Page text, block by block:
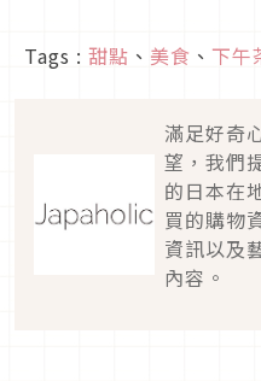
Tags : 甜點 、 美食 、 下午
滿足好奇
望，我們
的日本在
買的購物
資訊以及
內容。